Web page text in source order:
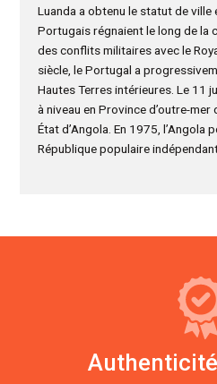
Luanda a obtenu le statut de ville
Portugais régnaient le long de la
des conflits militaires avec le
siècle, le Portugal a
Hautes Terres intérieures. Le 11
à niveau en Province d’outre-mer
État d’Angola. En 1975, l’Angola
République populaire